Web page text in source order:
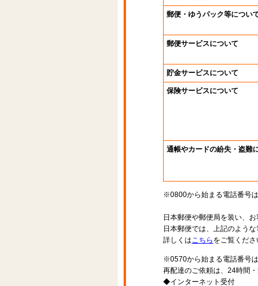
郵便・ゆうパック等につい
郵便サービスについて
貯金サービスについて
保険サービスについて
通帳やカードの紛失・盗難
※0800から始まる電話番号は
日本郵便や郵便局を装い、
日本郵便では、上記のよう
詳しくはこちら をご覧くださ
※0570から始まる電話番号
再配達のご依頼は、24時間
◆インターネット受付